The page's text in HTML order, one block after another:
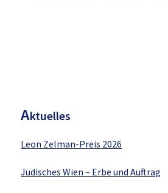
Aktuelles
Leon Zelman-Preis 2026
Jüdisches Wien – Erbe und Auftrag